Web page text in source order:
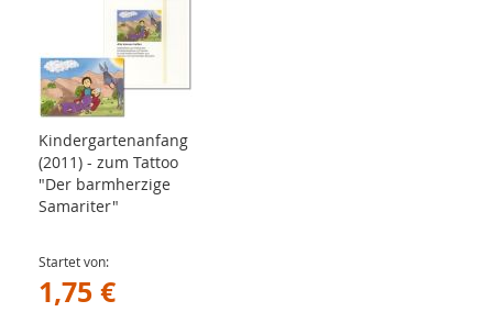
Kindergartenanfang
(2011) - zum Tattoo
"Der barmherzige
Samariter"
Startet von
1,75 €